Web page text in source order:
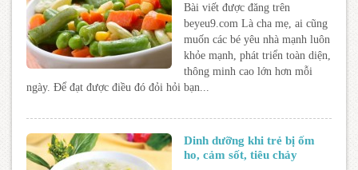
Bài viết được đăng trên
beyeu9.com Là cha mẹ, ai cũng
muốn các bé yêu nhà mạnh luôn
khỏe mạnh, phát triển toàn diện,
thông minh cao lớn hơn mỗi
ngày. Để đạt được điều đó đỏi hỏi bạn...
Dinh dưỡng khi trẻ bị ốm
ho, cảm sốt, tiêu chảy